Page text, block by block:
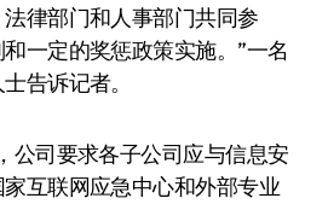
律部门和人事部门共同参
一定的奖惩政策实施。”一名
告诉记者。
公司要求各子公司应与信息安
互联网应急中心和外部专业